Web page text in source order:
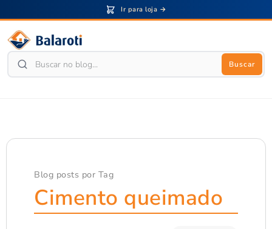
Ir para loja →
Buscar
Blog posts por Tag
Cimento queimado